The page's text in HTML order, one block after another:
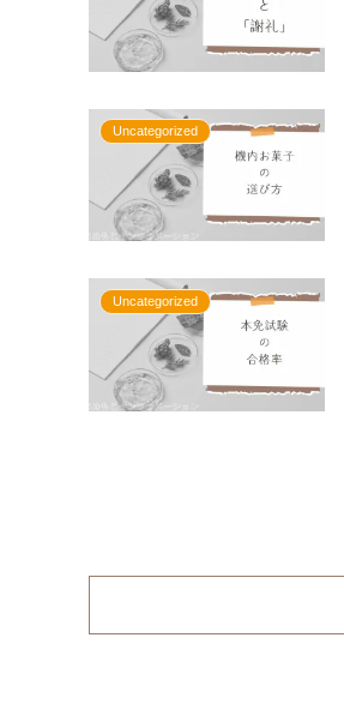
Uncategorized
Uncategorized